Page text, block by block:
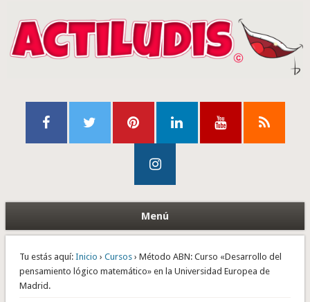
Menú
Tu estás aquí: Inicio › Cursos› Método ABN: Curso «Desarrollo del
pensamiento lógico matemático» en la Universidad Europea de
Madrid.